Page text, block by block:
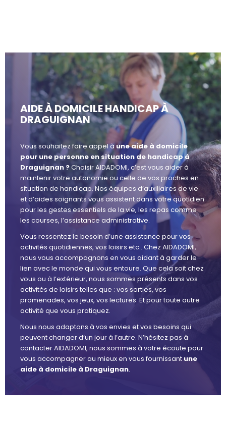
AIDE À DOMICILE HANDICAP À
DRAGUIGNAN
Vous souhaitez faire appel àune aide à domicile
pour une personne en situation de handicap à
Draguignan ?Choisir AIDADOMI, c’est vous aider à
maintenir votre autonomie ou celle de vos proches en
situation de handicap. Nos équipes d’auxiliaires de vie
et d’aides soignants vous assistent dans votre quotidien
pour les gestes essentiels de la vie, les repas comme
les courses, l’assistance administrative.
Vous ressentez le besoin d’une assistance pour vos
activités quotidiennes, vos loisirs etc.. Chez AIDADOMI,
nous vous accompagnons en vous aidant à garder le
lien avec le monde qui vous entoure. Que cela soit chez
vous ou à l’extérieur, nous sommes présents dans vos
activités de loisirs telles que : vos sorties, vos
promenades, vos jeux, vos lectures. Et pour toute autre
activité que vous pratiquez.
Nous nous adaptons à vos envies et vos besoins qui
peuvent changer d’un jour à l’autre. N’hésitez pas à
contacter AIDADOMI, nous sommes à votre écoute pour
vous accompagner au mieux en vous fournissant une
aide à domicile à Draguignan.